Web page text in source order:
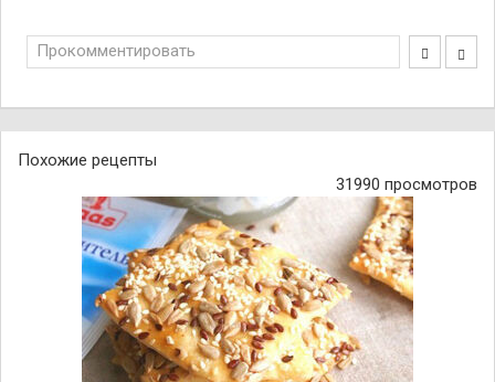
Прокомментировать
Похожие рецепты
31990 просмотров